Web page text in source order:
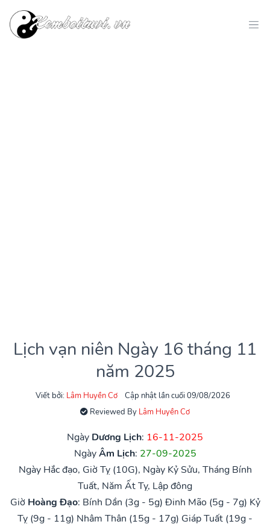
Lịch vạn niên Ngày 16 tháng 11
năm 2025
Viết bởi: Lâm Huyền Cơ
Cập nhật lần cuối 09/08/2026
Reviewed By Lâm Huyền Cơ
Ngày Dương Lịch: 16-11-2025
NgàyÂm Lịch: 27-09-2025
Ngày Hắc đạo, Giờ Tỵ (10G), Ngày Kỷ Sửu, Tháng Bính
Tuất, Năm Ất Tỵ, Lập đông
Giờ Hoàng Đạo: Bính Dần (3g - 5g) Đinh Mão (5g - 7g) Kỷ
Tỵ (9g - 11g) Nhâm Thân (15g - 17g) Giáp Tuất (19g -